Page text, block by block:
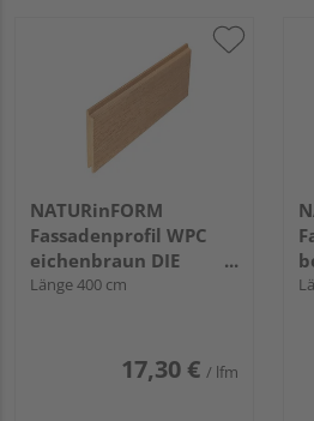
NATURinFORM
Fassadenprofil WPC
eichenbraun DIE
GESTALTENDE -
Länge 400 cm
17,30 € / lfm